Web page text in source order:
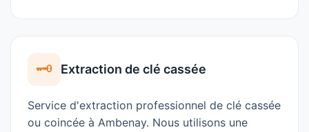
🗝️ Extraction de clé cassée
Service d'extraction professionnel de clé cassée
ou coincée à Ambenay. Nous utilisons une